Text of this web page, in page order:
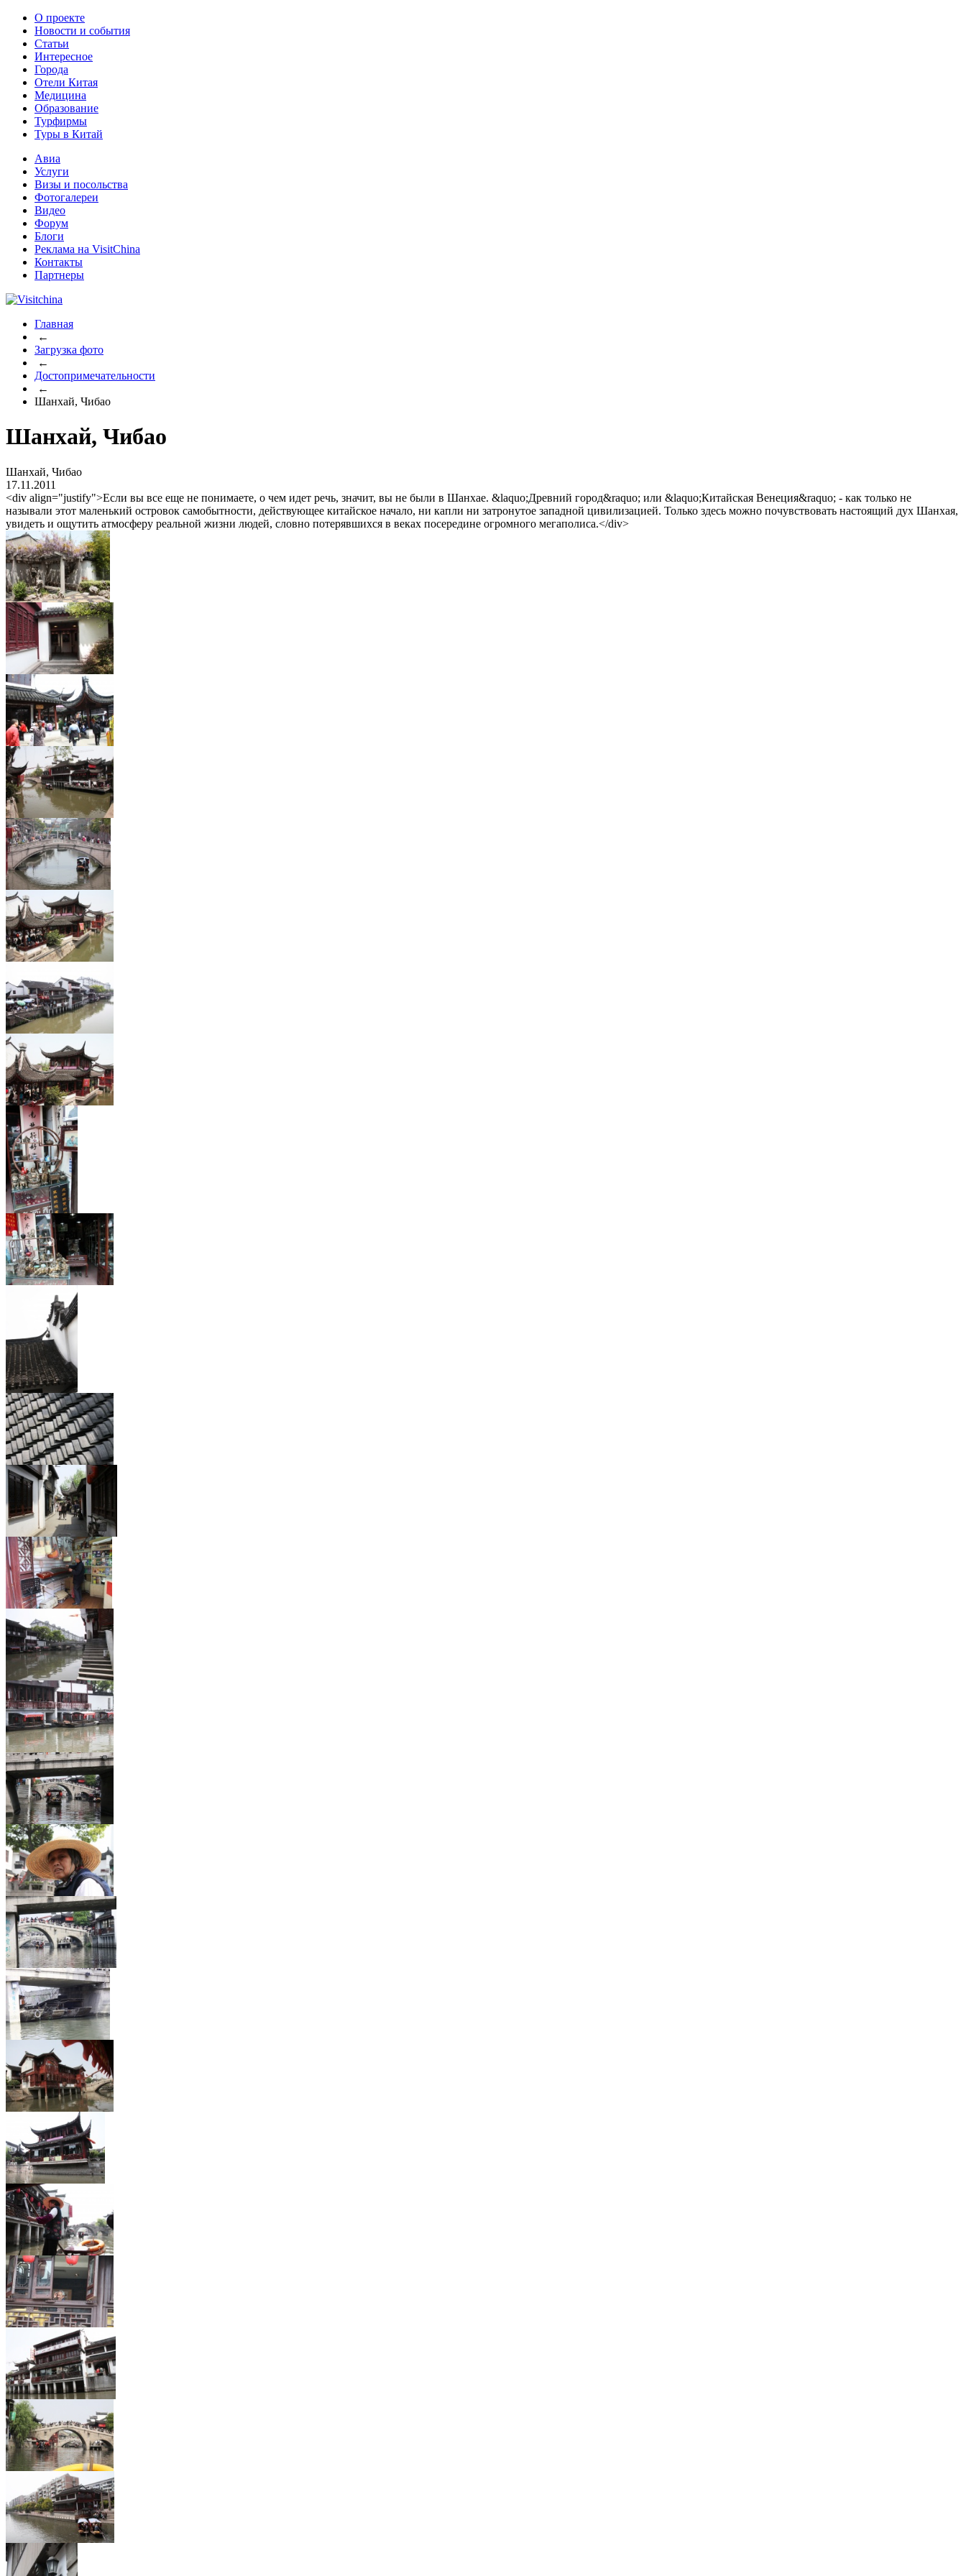
О проекте
Новости и события
Статьи
Интересное
Города
Отели Китая
Медицина
Образование
Турфирмы
Туры в Китай
Авиа
Услуги
Визы и посольства
Фотогалереи
Видео
Форум
Блоги
Реклама на VisitChina
Контакты
Партнеры
Главная
←
Загрузка фото
←
Достопримечательности
←
Шанхай, Чибао
Шанхай, Чибао
Шанхай, Чибао
17.11.2011
<div align="justify">Если вы все еще не понимаете, о чем идет речь, значит, вы не были в Шанхае. &laquo;Древний город&raquo; или &laquo;Китайская Венеция&raquo; - как только не
называли этот маленький островок самобытности, действующее китайское начало, ни капли ни затронутое западной цивилизацией. Только здесь можно почувствовать настоящий дух Шанхая,
увидеть и ощутить атмосферу реальной жизни людей, словно потерявшихся в веках посередине огромного мегаполиса.</div>